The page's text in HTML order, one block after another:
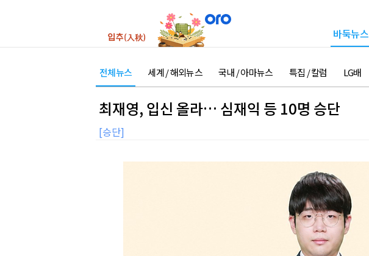
바둑뉴스
전체뉴스 세계 / 해외뉴스 국내 / 아마뉴스 특집 / 칼럼 LG배
최재영, 입신 올라… 심재익 등 10명 승단
[승단]